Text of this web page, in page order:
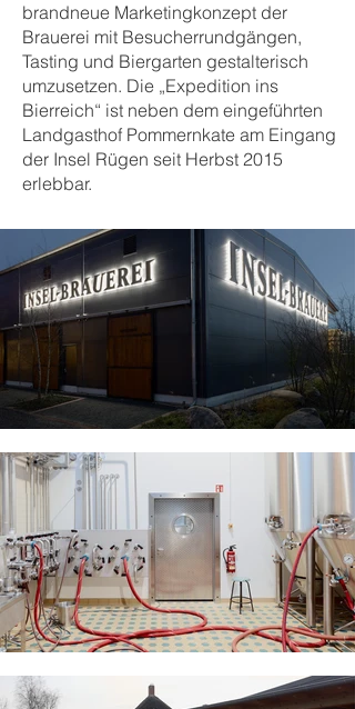
brandneue Marketingkonzept der
Brauerei mit Besucherrundgängen,
Tasting und Biergarten gestalterisch
umzusetzen. Die „Expedition ins
Bierreich“ ist neben dem eingeführten
Landgasthof Pommernkate am Eingang
der Insel Rügen seit Herbst 2015
erlebbar.